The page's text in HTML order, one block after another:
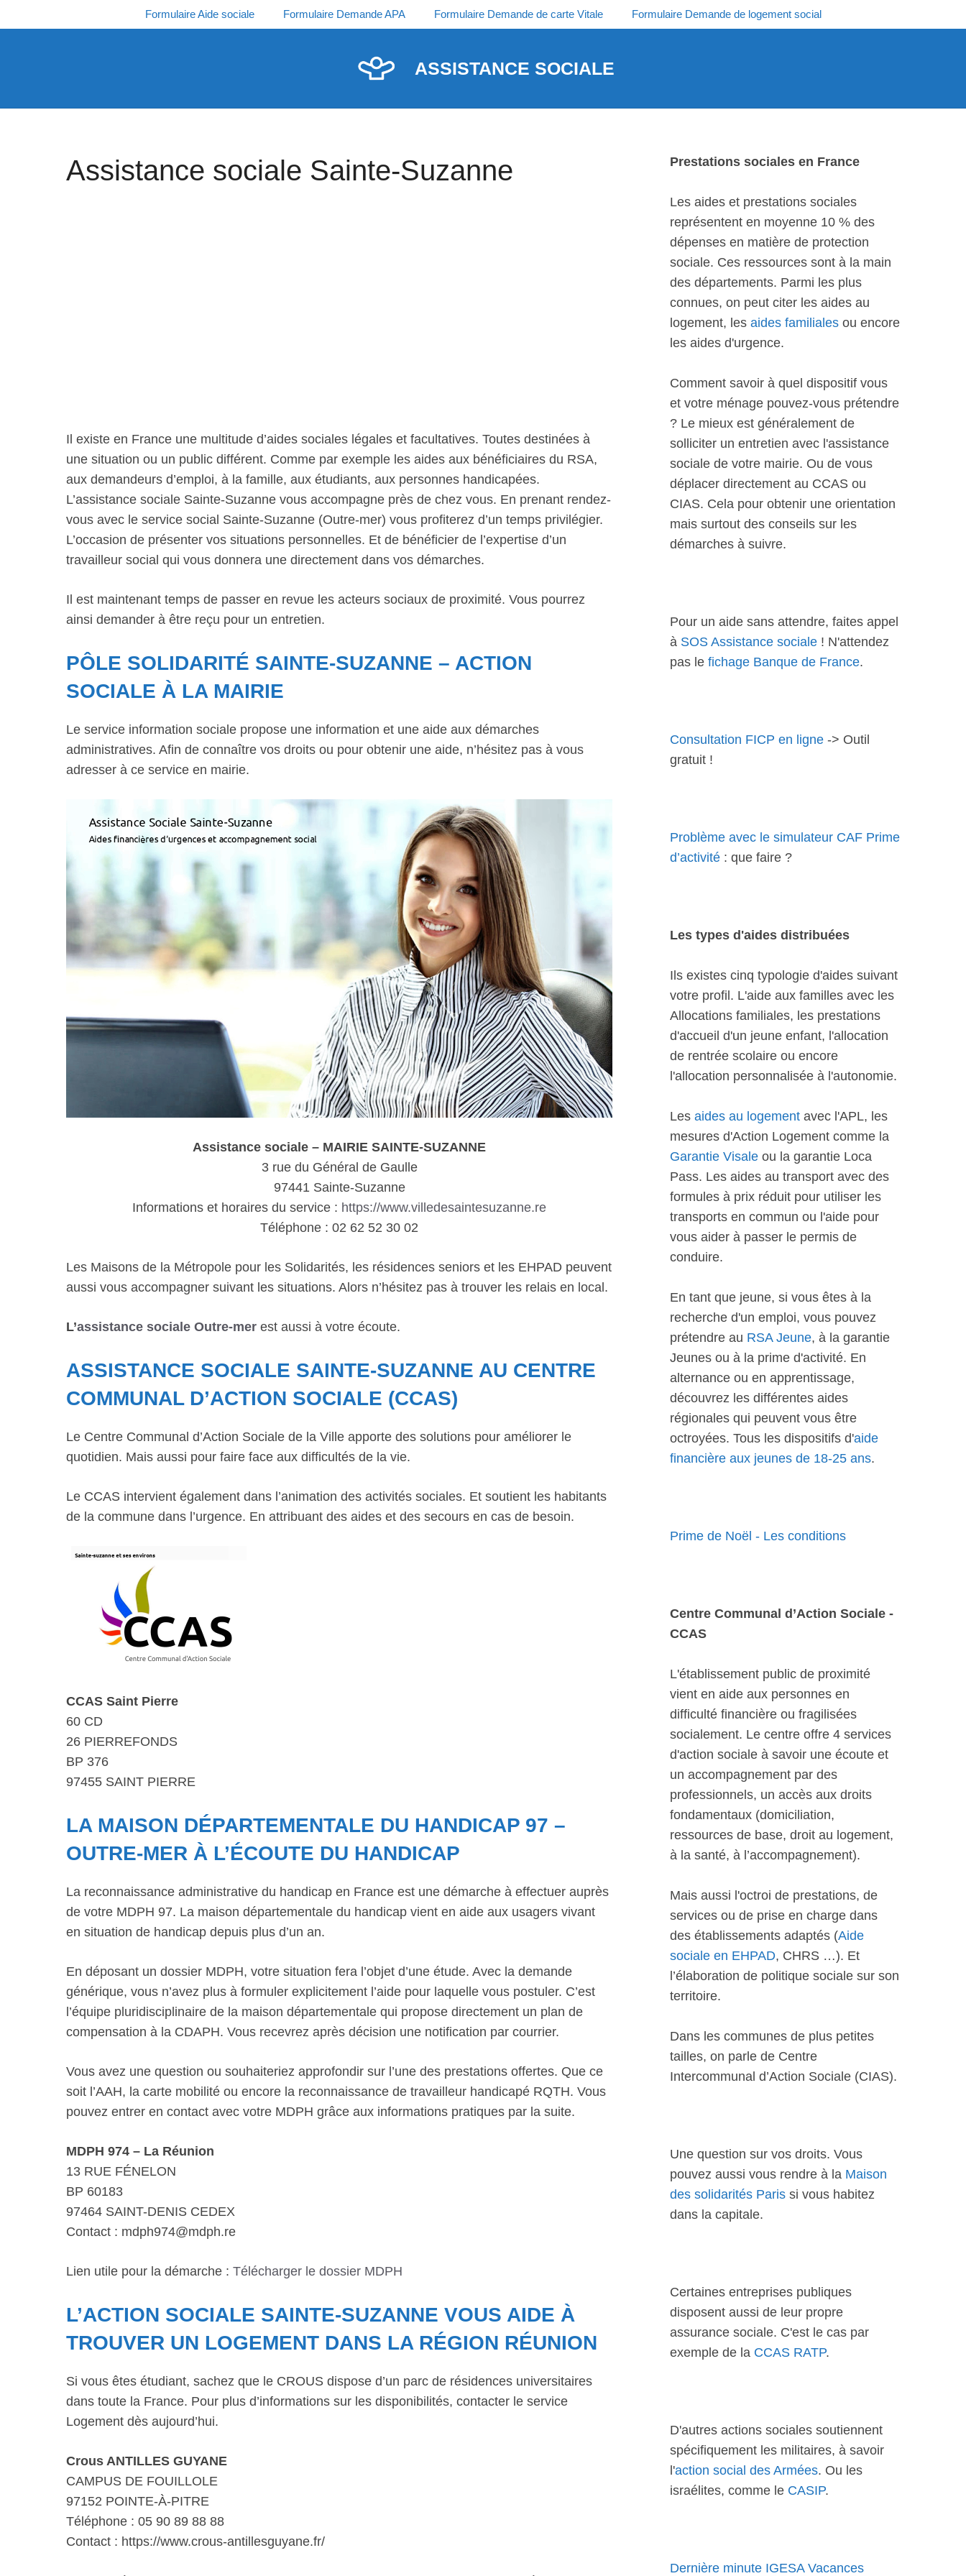
au
Formulaire Aide sociale Formulaire Demande APA Formulaire Demande de carte Vitale Formulaire Demande de logement social
ASSISTANCE SOCIALE
Assistance sociale Sainte-Suzanne
Il existe en France une multitude d’aides sociales légales et facultatives. Toutes destinées à
une situation ou un public différent. Comme par exemple les aides aux bénéficiaires du RSA,
aux demandeurs d’emploi, à la famille, aux étudiants, aux personnes handicapées.
L’assistance sociale Sainte-Suzanne vous accompagne près de chez vous. En prenant rendez-
vous avec le service social Sainte-Suzanne (Outre-mer) vous profiterez d’un temps privilégier.
L’occasion de présenter vos situations personnelles. Et de bénéficier de l’expertise d’un
travailleur social qui vous donnera une directement dans vos démarches.
Il est maintenant temps de passer en revue les acteurs sociaux de proximité. Vous pourrez
ainsi demander à être reçu pour un entretien.
PÔLE SOLIDARITÉ SAINTE-SUZANNE – ACTION
SOCIALE À LA MAIRIE
Le service information sociale propose une information et une aide aux démarches
administratives. Afin de connaître vos droits ou pour obtenir une aide, n’hésitez pas à vous
adresser à ce service en mairie.
Assistance sociale – MAIRIE SAINTE-SUZANNE
3 rue du Général de Gaulle
97441 Sainte-Suzanne
Informations et horaires du service : https://www.villedesaintesuzanne.re
Téléphone : 02 62 52 30 02
Les Maisons de la Métropole pour les Solidarités, les résidences seniors et les EHPAD peuvent
aussi vous accompagner suivant les situations. Alors n’hésitez pas à trouver les relais en local.
L’assistance sociale Outre-mer est aussi à votre écoute.
ASSISTANCE SOCIALE SAINTE-SUZANNE AU CENTRE
COMMUNAL D’ACTION SOCIALE (CCAS)
Le Centre Communal d’Action Sociale de la Ville apporte des solutions pour améliorer le
quotidien. Mais aussi pour faire face aux difficultés de la vie.
Le CCAS intervient également dans l’animation des activités sociales. Et soutient les habitants
de la commune dans l’urgence. En attribuant des aides et des secours en cas de besoin.
CCAS Saint Pierre
60 CD
26 PIERREFONDS
BP 376
97455 SAINT PIERRE
LA MAISON DÉPARTEMENTALE DU HANDICAP 97 –
OUTRE-MER À L’ÉCOUTE DU HANDICAP
La reconnaissance administrative du handicap en France est une démarche à effectuer auprès
de votre MDPH 97. La maison départementale du handicap vient en aide aux usagers vivant
en situation de handicap depuis plus d’un an.
En déposant un dossier MDPH, votre situation fera l’objet d’une étude. Avec la demande
générique, vous n’avez plus à formuler explicitement l’aide pour laquelle vous postuler. C’est
l’équipe pluridisciplinaire de la maison départementale qui propose directement un plan de
compensation à la CDAPH. Vous recevrez après décision une notification par courrier.
Vous avez une question ou souhaiteriez approfondir sur l’une des prestations offertes. Que ce
soit l’AAH, la carte mobilité ou encore la reconnaissance de travailleur handicapé RQTH. Vous
pouvez entrer en contact avec votre MDPH grâce aux informations pratiques par la suite.
MDPH 974 – La Réunion
13 RUE FÉNELON
BP 60183
97464 SAINT-DENIS CEDEX
Contact : mdph974@mdph.re
Lien utile pour la démarche : Télécharger le dossier MDPH
L’ACTION SOCIALE SAINTE-SUZANNE VOUS AIDE À
TROUVER UN LOGEMENT DANS LA RÉGION RÉUNION
Si vous êtes étudiant, sachez que le CROUS dispose d’un parc de résidences universitaires
dans toute la France. Pour plus d’informations sur les disponibilités, contacter le service
Logement dès aujourd’hui.
Crous ANTILLES GUYANE
CAMPUS DE FOUILLOLE
97152 POINTE-À-PITRE
Téléphone : 05 90 89 88 88
Contact : https://www.crous-antillesguyane.fr/
Prestations sociales en France
Les aides et prestations sociales
représentent en moyenne 10 % des
dépenses en matière de protection
sociale. Ces ressources sont à la main
des départements. Parmi les plus
connues, on peut citer les aides au
logement, les aides familiales ou encore
les aides d'urgence.
Comment savoir à quel dispositif vous
et votre ménage pouvez-vous prétendre
? Le mieux est généralement de
solliciter un entretien avec l'assistance
sociale de votre mairie. Ou de vous
déplacer directement au CCAS ou
CIAS. Cela pour obtenir une orientation
mais surtout des conseils sur les
démarches à suivre.
Pour un aide sans attendre, faites appel
à SOS Assistance sociale ! N'attendez
pas le fichage Banque de France.
Consultation FICP en ligne -> Outil
gratuit !
Problème avec le simulateur CAF Prime
d’activité : que faire ?
Les types d'aides distribuées
Ils existes cinq typologie d'aides suivant
votre profil. L'aide aux familles avec les
Allocations familiales, les prestations
d'accueil d'un jeune enfant, l'allocation
de rentrée scolaire ou encore
l'allocation personnalisée à l'autonomie.
Les aides au logement avec l'APL, les
mesures d'Action Logement comme la
Garantie Visale ou la garantie Loca
Pass. Les aides au transport avec des
formules à prix réduit pour utiliser les
transports en commun ou l'aide pour
vous aider à passer le permis de
conduire.
En tant que jeune, si vous êtes à la
recherche d'un emploi, vous pouvez
prétendre au RSA Jeune, à la garantie
Jeunes ou à la prime d'activité. En
alternance ou en apprentissage,
découvrez les différentes aides
régionales qui peuvent vous être
octroyées. Tous les dispositifs d'aide
financière aux jeunes de 18-25 ans.
Prime de Noël - Les conditions
Centre Communal d’Action Sociale -
CCAS
L'établissement public de proximité
vient en aide aux personnes en
difficulté financière ou fragilisées
socialement. Le centre offre 4 services
d'action sociale à savoir une écoute et
un accompagnement par des
professionnels, un accès aux droits
fondamentaux (domiciliation,
ressources de base, droit au logement,
à la santé, à l’accompagnement).
Mais aussi l'octroi de prestations, de
services ou de prise en charge dans
des établissements adaptés (Aide
sociale en EHPAD, CHRS …). Et
l’élaboration de politique sociale sur son
territoire.
Dans les communes de plus petites
tailles, on parle de Centre
Intercommunal d’Action Sociale (CIAS).
Une question sur vos droits. Vous
pouvez aussi vous rendre à la Maison
des solidarités Paris si vous habitez
dans la capitale.
Certaines entreprises publiques
disposent aussi de leur propre
assurance sociale. C'est le cas par
exemple de la CCAS RATP.
D'autres actions sociales soutiennent
spécifiquement les militaires, à savoir
l'action social des Armées. Ou les
israélites, comme le CASIP.
Dernière minute IGESA Vacances